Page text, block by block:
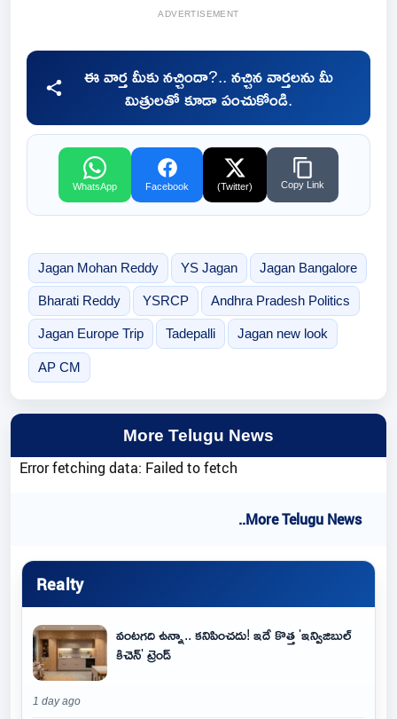
ADVERTISEMENT
ఈ వార్త మీకు నచ్చిందా?.. నచ్చిన వార్తలను మీ
మిత్రులతో కూడా పంచుకోండి.
WhatsApp Facebook (Twitter) Copy Link
Jagan Mohan Reddy YS Jagan Jagan Bangalore
Bharati Reddy YSRCP Andhra Pradesh Politics
Jagan Europe Trip Tadepalli Jagan new look
AP CM
More Telugu News
Error fetching data: Failed to fetch
..More Telugu News
Realty
వంటగది ఉన్నా.. కనిపించదు! ఇదే కొత్త 'ఇన్విజిబుల్
కిచెన్' ట్రెండ్
1 day ago